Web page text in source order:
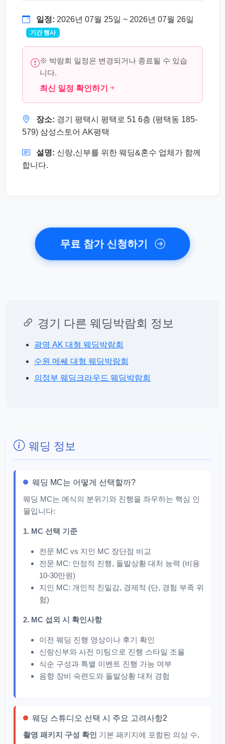
일정: 2026년 07월 25일 ~ 2026년 07월 26일
기간 행사
※ 박람회 일정은 변경되거나 종료될 수 있습
니다.
최신 일정 확인하기
장소: 경기 평택시 평택로 51 6층 (평택동 185-
579) 삼성스토어 AK평택
설명: 신랑,신부를 위한 웨딩&혼수 업체가 함께
합니다.
무료 참가 신청하기
경기 다른 웨딩박람회 정보
광명 AK 대형 웨딩박람회
수원 메쎄 대형 웨딩박람회
의정부 웨딩크라우드 웨딩박람회
웨딩 정보
웨딩 MC는 어떻게 선택할까?
웨딩 MC는 예식의 분위기와 진행을 좌우하는 핵심 인
물입니다:
1. MC 선택 기준
전문 MC vs 지인 MC 장단점 비교
전문 MC: 안정적 진행, 돌발상황 대처 능력 (비용
10-30만원)
지인 MC: 개인적 친밀감, 경제적 (단, 경험 부족 위
험)
2. MC 섭외 시 확인사항
이전 웨딩 진행 영상이나 후기 확인
신랑신부와 사전 미팅으로 진행 스타일 조율
식순 구성과 특별 이벤트 진행 가능 여부
음향 장비 숙련도와 돌발상황 대처 경험
웨딩 스튜디오 선택 시 주요 고려사항2
촬영 패키지 구성 확인 기본 패키지에 포함된 의상 수,